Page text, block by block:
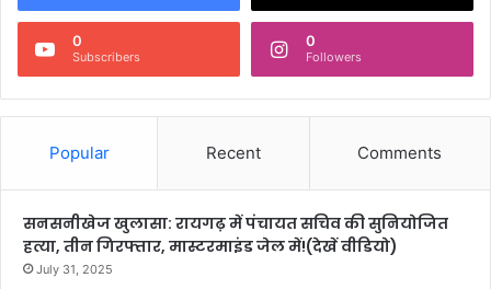
0
Subscribers
0
Followers
Popular Recent Comments
सनसनीखेज खुलासा: रायगढ़ में पंचायत सचिव की सुनियोजित
हत्या, तीन गिरफ्तार, मास्टरमाइंड जेल में!(देखें वीडियो)
July 31, 2025